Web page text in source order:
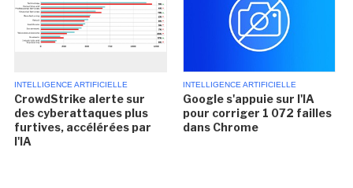
INTELLIGENCE ARTIFICIELLE
CrowdStrike alerte sur
des cyberattaques plus
furtives, accélérées par
l'IA
INTELLIGENCE ARTIFICIELLE
Google s'appuie sur l'IA
pour corriger 1 072 failles
dans Chrome